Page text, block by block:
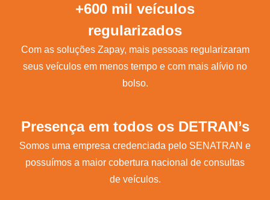
+600 mil veículos
regularizados
Com as soluções Zapay, mais pessoas regularizaram
seus veículos em menos tempo e com mais alívio no
bolso.
Presença em todos os DETRAN’s
Somos uma empresa credenciada pelo SENATRAN e
possuímos a maior cobertura nacional de consultas
de veículos.